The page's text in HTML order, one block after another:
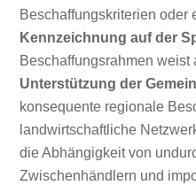
Beschaffungskriterien oder
Kennzeichnung auf der
Beschaffungsrahmen weist
Unterstützung der
konsequente regionale
landwirtschaftliche
die Abhängigkeit von
Zwischenhändlern und